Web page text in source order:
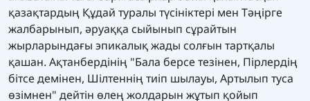
қазақтардың Құдай туралы түсініктері мен Тәңірге
жалбарынып, әруаққа сыйынып сұрайтын
жырларындағы эпикалық жады солғын тартқалы
қашан. Ақтанбердінің "Бала берсе тезінен, Пірлердің
бітсе демінен, Шілтеннің тиіп шылауы, Артылып туса
өзімнен" дейтін өлең жолдарын жұтып қойып